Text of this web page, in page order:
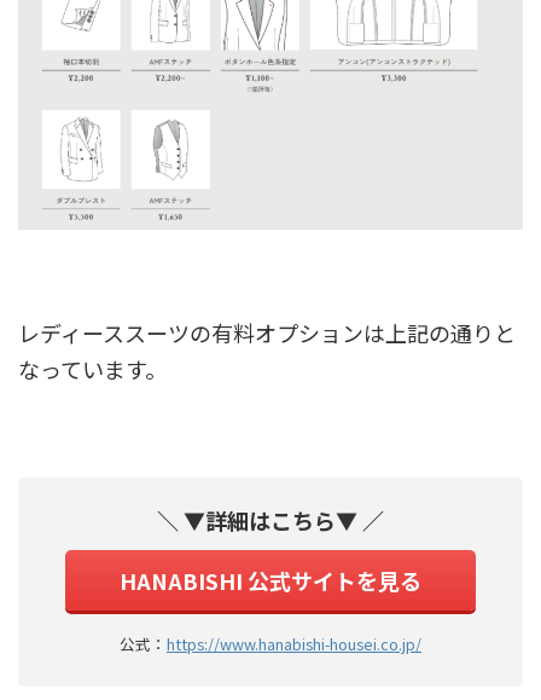
レディーススーツの有料オプションは上記の通りと
なっています。
＼ ▼詳細はこちら▼ ／
HANABISHI 公式サイトを見る
公式： https://www.hanabishi-housei.co.jp/